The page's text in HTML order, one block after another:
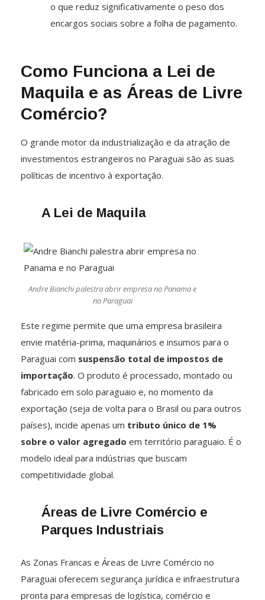
o que reduz significativamente o peso dos
encargos sociais sobre a folha de pagamento.
Como Funciona a Lei de
Maquila e as Áreas de Livre
Comércio?
O grande motor da industrialização e da atração de
investimentos estrangeiros no Paraguai são as suas
políticas de incentivo à exportação.
A Lei de Maquila
Andre Bianchi palestra abrir empresa no Panama e
no Paraguai
Este regime permite que uma empresa brasileira
envie matéria-prima, maquinários e insumos para o
Paraguai com suspensão total de impostos de
importação. O produto é processado, montado ou
fabricado em solo paraguaio e, no momento da
exportação (seja de volta para o Brasil ou para outros
países), incide apenas um tributo único de 1%
sobre o valor agregado em território paraguaio. É o
modelo ideal para indústrias que buscam
competitividade global.
Áreas de Livre Comércio e
Parques Industriais
As Zonas Francas e Áreas de Livre Comércio no
Paraguai oferecem segurança jurídica e infraestrutura
pronta para empresas de logística, comércio e